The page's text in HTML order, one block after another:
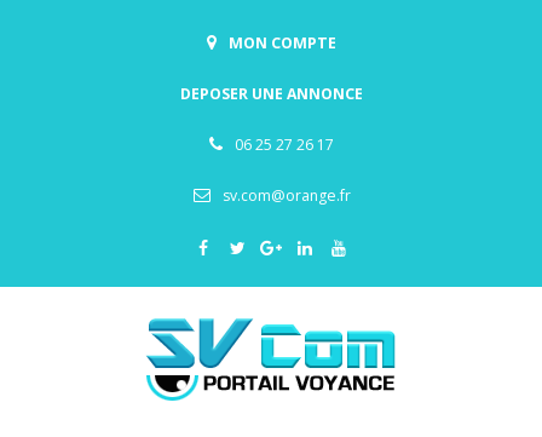
MON COMPTE
DEPOSER UNE ANNONCE
06 25 27 26 17
sv.com@orange.fr